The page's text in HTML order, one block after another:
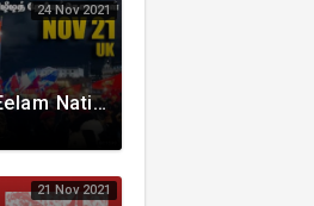
24 Nov 2021
Nov. 21 Tamil Eelam National Flag Day I தமிழீழத் தேசியக்கொடி நாள் I UK
21 Nov 2021